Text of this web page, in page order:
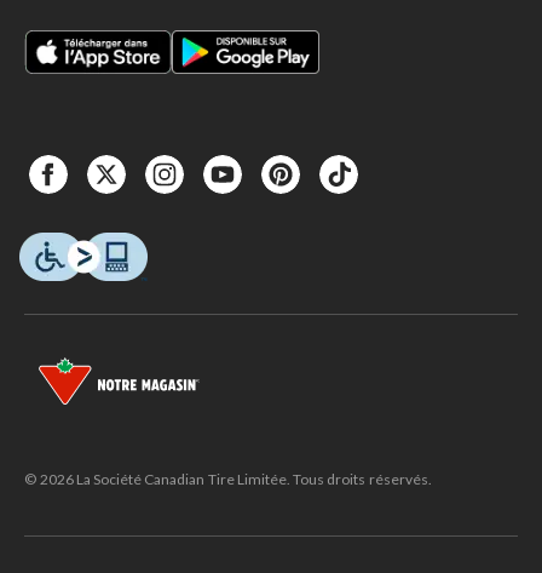
© 2026 La Société Canadian Tire Limitée. Tous droits réservés.